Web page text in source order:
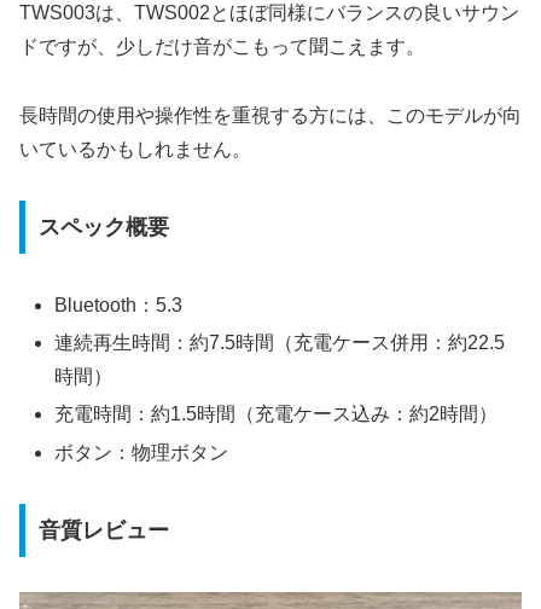
TWS003は、TWS002とほぼ同様にバランスの良いサウン
ドですが、少しだけ音がこもって聞こえます。
長時間の使用や操作性を重視する方には、このモデルが向
いているかもしれません。
スペック概要
Bluetooth：5.3
連続再生時間：約7.5時間（充電ケース併用：約22.5
時間）
充電時間：約1.5時間（充電ケース込み：約2時間）
ボタン：物理ボタン
音質レビュー